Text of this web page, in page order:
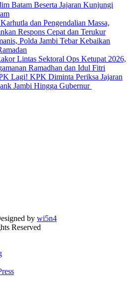
Batam Beserta Jajaran Kunjungi
dan Pengendalian Massa,
Respons Cepat dan Terukur
Polda Jambi Tebar Kebaikan
Lintas Sektoral Ops Ketupat 2026,
Ramadhan dan Idul Fitri
Lagi! KPK Diminta Periksa Jajaran
Jambi Hingga Gubernur
by wi5n4
Reserved